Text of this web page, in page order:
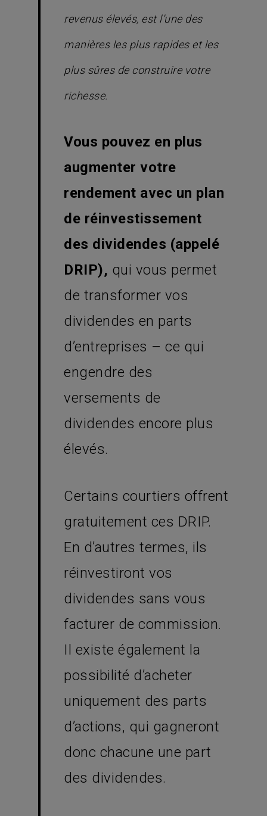
revenus élevés, est l’une des
manières les plus rapides et les
plus sûres de construire votre
richesse.
Vous pouvez en plus
augmenter votre
rendement avec un plan
de réinvestissement
des dividendes (appelé
DRIP), qui vous permet
de transformer vos
dividendes en parts
d’entreprises – ce qui
engendre des
versements de
dividendes encore plus
élevés.
Certains courtiers offrent
gratuitement ces DRIP.
En d’autres termes, ils
réinvestiront vos
dividendes sans vous
facturer de commission.
Il existe également la
possibilité d’acheter
uniquement des parts
d’actions, qui gagneront
donc chacune une part
des dividendes.